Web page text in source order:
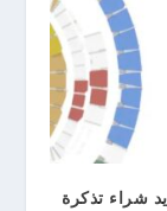
شراء تذكرة